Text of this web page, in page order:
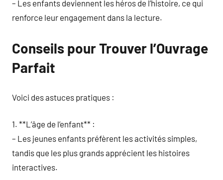
– Les enfants deviennent les héros de l’histoire, ce qui
renforce leur engagement dans la lecture.
Conseils pour Trouver l’Ouvrage
Parfait
Voici des astuces pratiques :
1. **L’âge de l’enfant** :
– Les jeunes enfants préfèrent les activités simples,
tandis que les plus grands apprécient les histoires
interactives.